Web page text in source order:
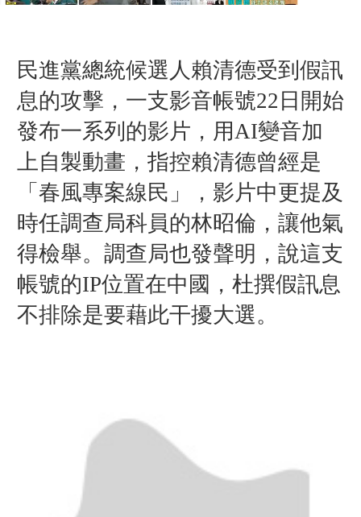
民進黨總統候選人賴清德受到假訊
息的攻擊，一支影音帳號22日開始
發布一系列的影片，用AI變音加
上自製動畫，指控賴清德曾經是
「春風專案線民」，影片中更提及
時任調查局科員的林昭倫，讓他氣
得檢舉。調查局也發聲明，說這支
帳號的IP位置在中國，杜撰假訊息
不排除是要藉此干擾大選。